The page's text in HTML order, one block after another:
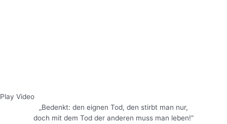
Play Video
„Bedenkt: den eignen Tod, den stirbt man nur,
doch mit dem Tod der anderen muss man leben!“